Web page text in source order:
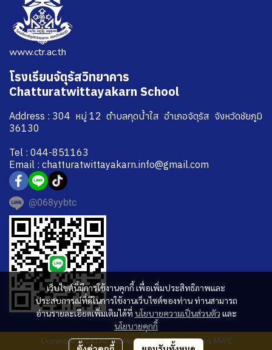
เว็บไซต์นี้มีการใช้งานคุกกี้ เพื่อเพิ่มประสิทธิภาพและ
ประสบการณ์ที่ดีในการใช้งานเว็บไซต์ของท่าน ท่านสามารถ
อ่านรายละเอียดเพิ่มเติมได้ที่ นโยบายความเป็นส่วนตัว และ
นโยบายคุกกี้
www.ctr.ac.th
โรงเรียนจัตุรัสวิทยาคาร
Chatturatwittayakarn School
Address : 304 หมู่ 12 ตำบลกุดน้ำใส อำเภอจัตุรัส จังหวัดชัยภูมิ
36130
Tel : 044-851163
Email : chatturatwittayakarn.info@gmail.com
@068yybtc
Copyright 2024 | All Rights Reserved | Powered by MWE